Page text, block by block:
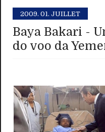
2009. 01. JUILLET
Baya Bakari -
do voo da